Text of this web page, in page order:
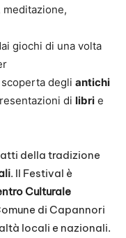
meditazione,
giochi di una volta
degli antichi
di libri e
della tradizione
. Il Festival è
Culturale
di Capannori
locali e nazionali.